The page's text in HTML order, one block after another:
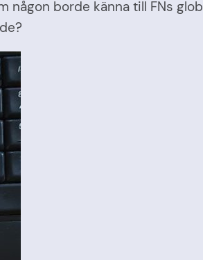
borde känna till FNs